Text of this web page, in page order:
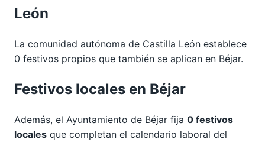
León
La comunidad autónoma de Castilla León establece
0 festivos propios que también se aplican en Béjar.
Festivos locales en Béjar
Además, el Ayuntamiento de Béjar fija 0 festivos
locales que completan el calendario laboral del